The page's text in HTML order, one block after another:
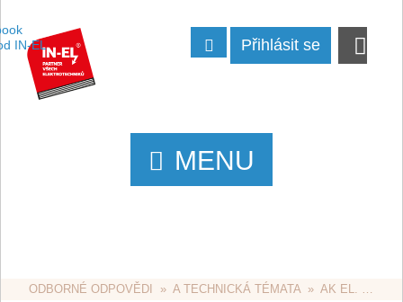
Přihlásit se
MENU
ODBORNÉ ODPOVĚDI
  »
A TECHNICKÁ TÉMATA
  »
AK EL. ZAŘÍZENÍ VE ZDRAVOTNICTVÍ